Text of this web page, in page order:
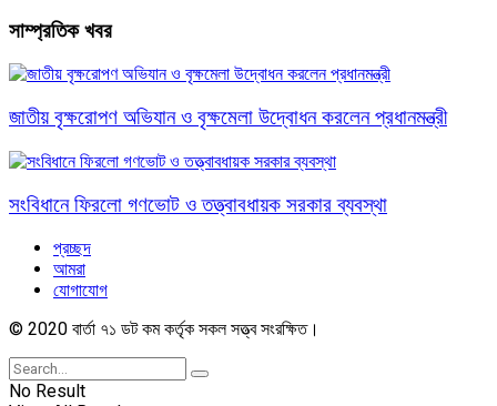
সাম্প্রতিক খবর
জাতীয় বৃক্ষরোপণ অভিযান ও বৃক্ষমেলা উদ্বোধন করলেন প্রধানমন্ত্রী
সংবিধানে ফিরলো গণভোট ও তত্ত্বাবধায়ক সরকার ব্যবস্থা
প্রচ্ছদ
আমরা
যোগাযোগ
© 2020 বার্তা ৭১ ডট কম কর্তৃক সকল সত্ত্ব সংরক্ষিত।
No Result